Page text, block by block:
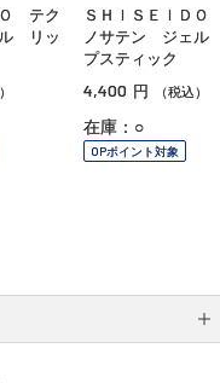
Ｏ テク
リッ
ＳＨＩＳＥＩＤ
ノサテン ジェル
プスティック
4,400 円 （税込）
在庫：○
OPポイント対象